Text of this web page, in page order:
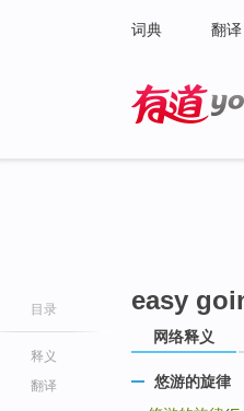
词典 翻译
目录
释义
翻译
easy
网络释义
悠游的旋律